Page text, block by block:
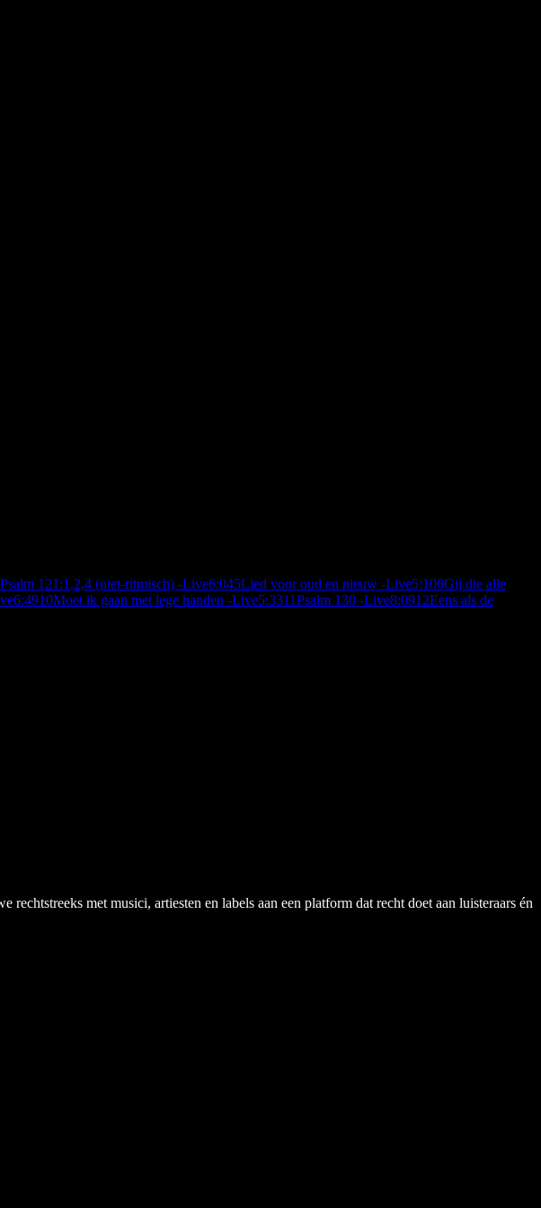
Psalm 121:1,2,4 (niet-ritmisch) -Live6:045Lied voor oud en nieuw -Live5:106Gij die alle
6:4910Moet ik gaan met lege handen -Live5:3311Psalm 130 -Live8:0912Eens als de
met musici, artiesten en labels aan een platform dat recht doet aan luisteraars én